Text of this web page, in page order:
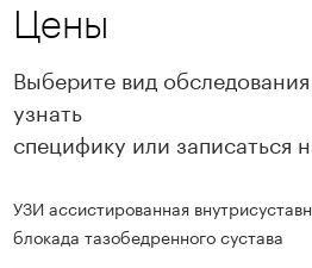
Цены
Выберите вид
узнать
специфику или записаться
УЗИ ассистированная
блокада тазобедренного сустава